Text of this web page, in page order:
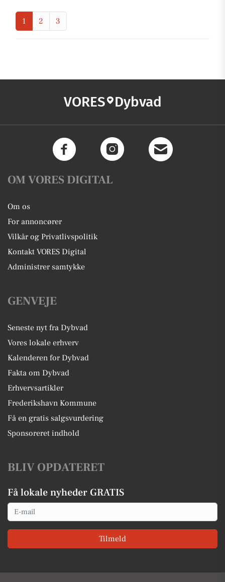
1 2 3
VORES Dybvad
OM VORES DIGITAL
Om os
For annoncører
Vilkår og Privatlivspolitik
Kontakt VORES Digital
Administrer samtykke
GENVEJE
Seneste nyt fra Dybvad
Vores lokale erhverv
Kalenderen for Dybvad
Fakta om Dybvad
Erhvervsartikler
Frederikshavn Kommune
Få en gratis salgsvurdering
Sponsoreret indhold
BLIV OPDATERET
Få lokale nyheder GRATIS
Email
Tilmeld